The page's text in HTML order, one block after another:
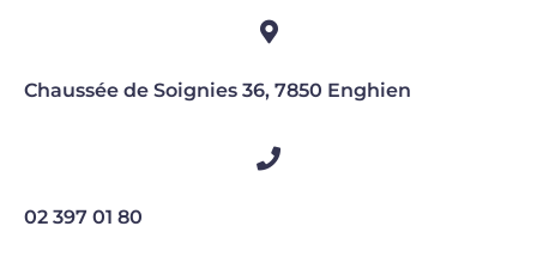
Chaussée de Soignies 36, 7850 Enghien
02 397 01 80